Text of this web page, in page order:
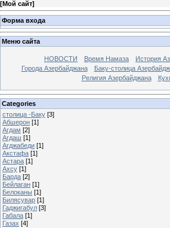
[Мой сайт]
Форма входа
Меню сайта
НОВОСТИ Время Намаза История
Города Азербайджана
Баку-столица
Религия Азербайджана
Categories
столица -Баку [3]
Абшерон [1]
Агдам [2]
Агдаш [1]
Агджабеди [1]
Акстафа [1]
Астара [1]
Ахсу [1]
Барда [2]
Бейлаган [1]
Белоканы [1]
Билясувар [1]
Гаджигабул [3]
Габала [1]
Газах [4]